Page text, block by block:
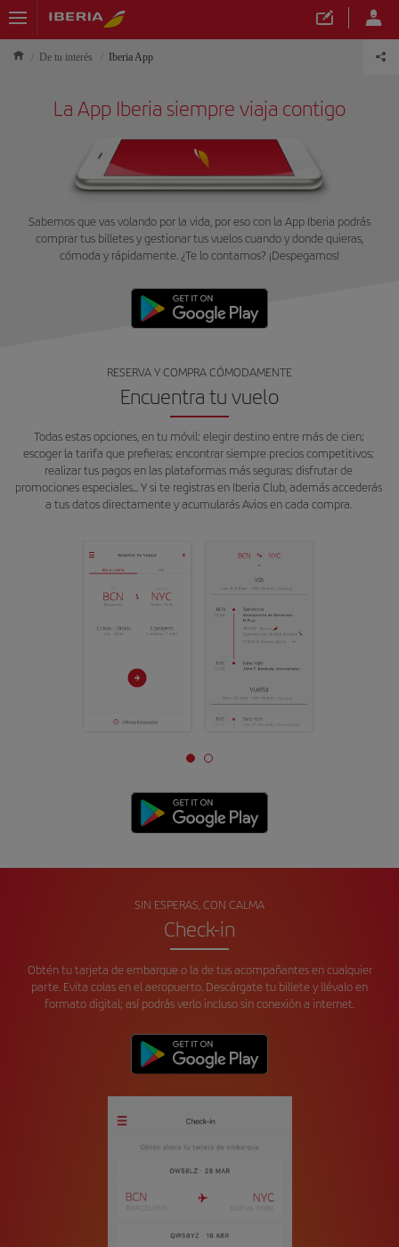
De tu interés Iberia App
La App Iberia siempre viaja contigo
Sabemos que vas volando por la vida, por eso con la App Iberia podrás
comprar tus billetes y gestionar tus vuelos cuando y donde quieras,
cómoda y rápidamente. ¿Te lo contamos? ¡Despegamos!
RESERVA Y COMPRA CÓMODAMENTE
Encuentra tu vuelo
Todas estas opciones, en tu móvil: elegir destino entre más de cien;
escoger la tarifa que prefieras; encontrar siempre precios competitivos;
realizar tus pagos en las plataformas más seguras; disfrutar de
promociones especiales... Y si te registras en Iberia Club, además accederás
a tus datos directamente y acumularás Avios en cada compra.
SIN ESPERAS, CON CALMA
Check-in
Obtén tu tarjeta de embarque o la de tus acompañantes en cualquier
parte. Evita colas en el aeropuerto. Descárgate tu billete y llévalo en
formato digital; así podrás verlo incluso sin conexión a internet.